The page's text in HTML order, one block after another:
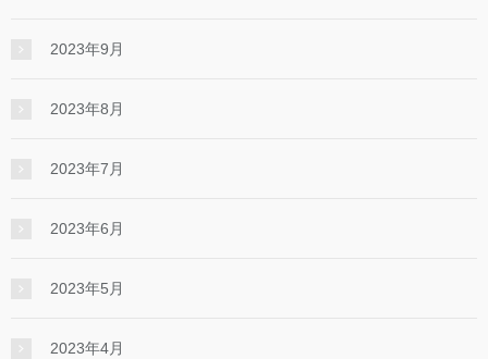
2023年9月
2023年8月
2023年7月
2023年6月
2023年5月
2023年4月